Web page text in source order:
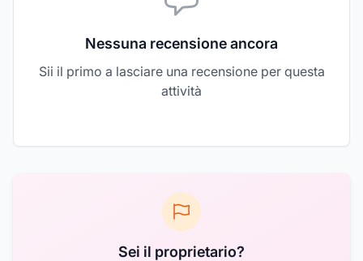
Nessuna recensione ancora
Sii il primo a lasciare una recensione per questa
attività
Sei il proprietario?